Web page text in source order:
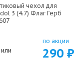
чехол для
3 (4.7) Флаг Герб
или
по акции
290 ₽